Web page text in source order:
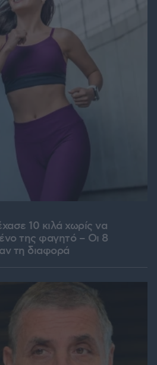
10 κιλά χωρίς να
της φαγητό – Οι 8
τη διαφορά